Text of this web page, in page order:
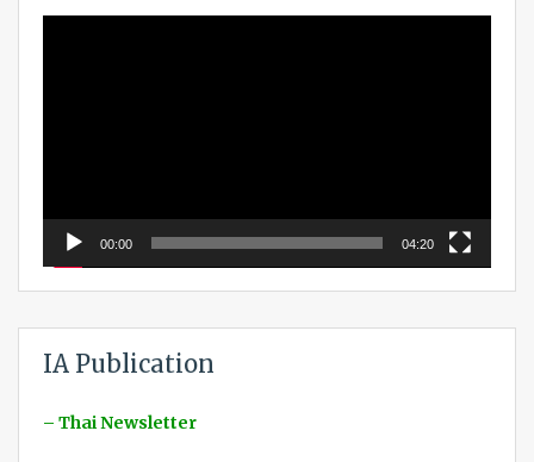
00:00 04:20
IA Publication
– Thai Newsletter